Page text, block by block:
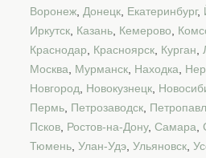
Воронеж, Донецк, Екатеринбург,
Иркутск, Казань, Кемерово,
Краснодар, Красноярск, Курган,
Москва, Мурманск, Находка,
Новгород, Новокузнецк,
Пермь, Петрозаводск,
Псков, Ростов-на-Дону, Самара,
Тюмень, Улан-Удэ, Ульяновск,